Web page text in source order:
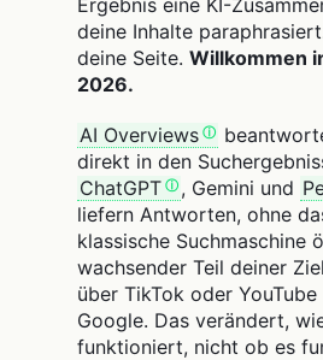
deine Inhalte
deine Seite. Willkommen
2026.
AI Overviews
direkt in den
ChatGPT
, Gemini und
liefern Antworten, ohne
klassische Suchmaschine
wachsender Teil deiner
über TikTok oder
Google. Das verändert,
funktioniert, nicht ob es